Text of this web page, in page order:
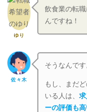
ゆり
飲食業の転
んですね！
佐々木
そうなんです
もし、まだ
いる人は、
ーの評価も